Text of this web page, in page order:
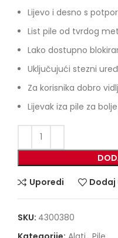
Lijevo i desno s
List pile od tvrdog
Lako dostupno
Uključujući stezni
Za korisnika dobro
Lijevak iza pile za
Uporedi Dodaj
SKU: 4300380